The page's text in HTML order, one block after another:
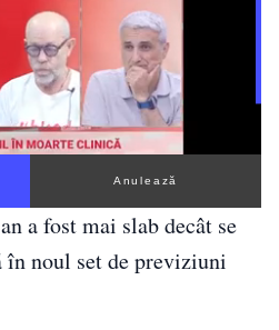
Anulează
a fost mai slab decât se
în noul set de previziuni